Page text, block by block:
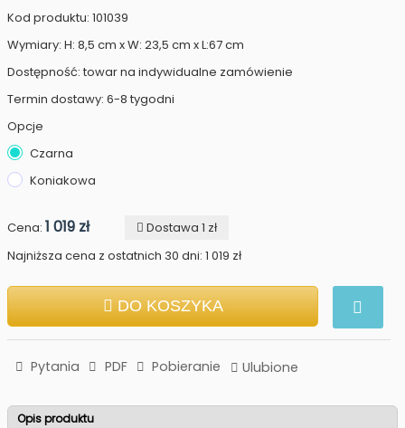
Kod produktu: 101039
Wymiary: H: 8,5 cm x W: 23,5 cm x L:67 cm
Dostępność: towar na indywidualne zamówienie
Termin dostawy: 6-8 tygodni
Opcje
Czarna
Koniakowa
Cena: 1 019 zł
Dostawa 1 zł
Najniższa cena z ostatnich 30 dni: 1 019 zł
DO KOSZYKA
Pytania PDF Pobieranie Ulubione
Opis produktu